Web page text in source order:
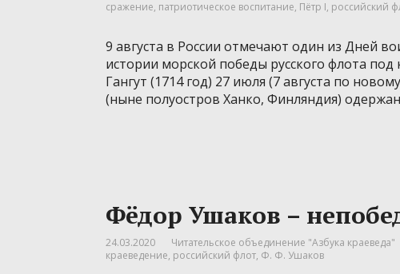
сражение, патриотическое воспитание, Пётр I, российский
9 августа в России отмечают один из Дней
истории морской победы русского флота
Гангут (1714 год) 27 июля (7 августа по
(ныне полуостров Ханко, Финляндия)
Фёдор Ушаков –
24.03.2020 Читательское объединение "Азбука краеведа"
краеведение, российский флот, Ф. Ф. Ушаков